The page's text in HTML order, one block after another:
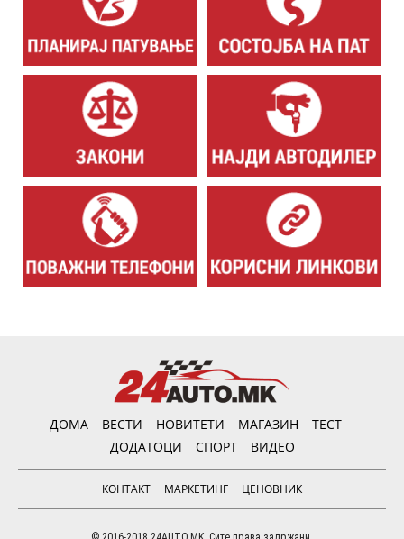
ДОМА ВЕСТИ НОВИТЕТИ МАГАЗИН
ТЕСТ
ДОДАТОЦИ
СПОРТ ВИДЕО
КОНТАКТ МАРКЕТИНГ ЦЕНОВНИК